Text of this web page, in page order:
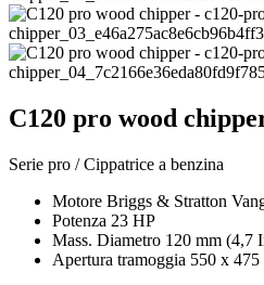
C120 pro wood
Serie pro / Cippatrice a benzina
Motore Briggs & Stratton
Potenza 23 HP
Mass. Diametro 120 mm (4,7
Apertura tramoggia 550 x